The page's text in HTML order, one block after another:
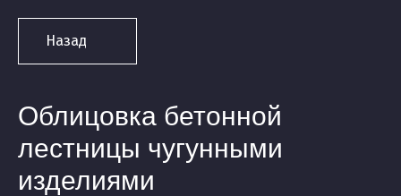
Назад
Облицовка бетонной
лестницы чугунными
изделиями